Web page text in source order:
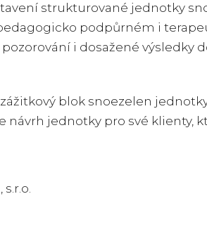
strukturované jednotky
podpůrném i
i dosažené výsledky
blok snoezelen
návrh jednotky pro své klienty,